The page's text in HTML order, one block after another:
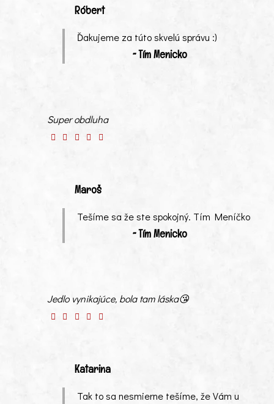
Róbert
Ďakujeme za túto skvelú správu :)
~ Tím Menicko
Super obdluha
Maroš
Tešíme sa že ste spokojný. Tím Meníčko
~ Tím Menicko
Jedlo vynikajúce, bola tam láska😘
Katarina
Tak to sa nesmierne tešíme, že Vám u